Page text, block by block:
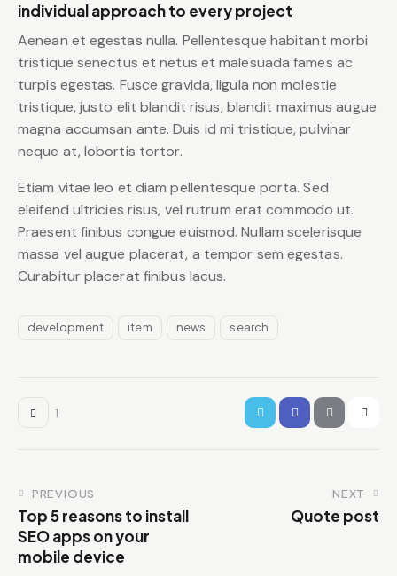
individual approach to every project
Aenean et egestas nulla. Pellentesque habitant morbi
tristique senectus et netus et malesuada fames ac
turpis egestas. Fusce gravida, ligula non molestie
tristique, justo elit blandit risus, blandit maximus augue
magna accumsan ante. Duis id mi tristique, pulvinar
neque at, lobortis tortor.
Etiam vitae leo et diam pellentesque porta. Sed
eleifend ultricies risus, vel rutrum erat commodo ut.
Praesent finibus congue euismod. Nullam scelerisque
massa vel augue placerat, a tempor sem egestas.
Curabitur placerat finibus lacus.
development item news search
1
PREVIOUS
Top 5 reasons to install
SEO apps on your
mobile device
NEXT
Quote post